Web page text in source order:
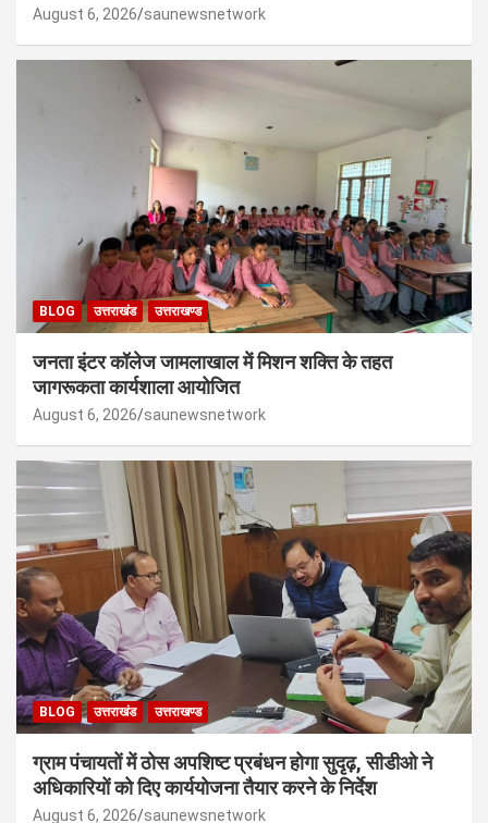
August 6, 2026 saunewsnetwork
BLOG उत्तराखंड उत्तराखण्ड
जनता इंटर कॉलेज जामलाखाल में मिशन शक्ति के तहत
जागरूकता कार्यशाला आयोजित
August 6, 2026 saunewsnetwork
BLOG उत्तराखंड उत्तराखण्ड
ग्राम पंचायतों में ठोस अपशिष्ट प्रबंधन होगा सुदृढ़, सीडीओ ने
अधिकारियों को दिए कार्ययोजना तैयार करने के निर्देश
August 6, 2026 saunewsnetwork